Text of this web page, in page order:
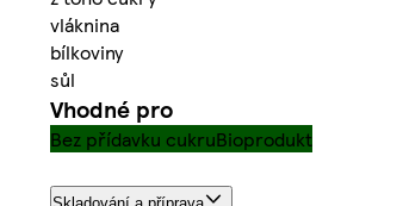
vláknina
bílkoviny
sůl
Vhodné pro
Bez přídavku cukruBioprodukt